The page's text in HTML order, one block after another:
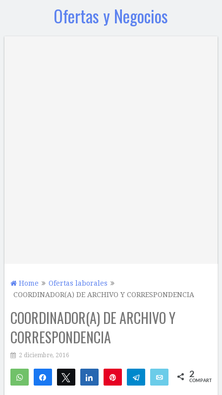
Ofertas y Negocios
Home
Ofertas laborales
COORDINADOR(A) DE ARCHIVO Y CORRESPONDENCIA
COORDINADOR(A) DE ARCHIVO Y
CORRESPONDENCIA
2 diciembre, 2016
WhatsAppCompartirTwittear Compartir Telegram Email 2
COMPARTIR